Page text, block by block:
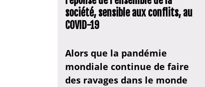
société, sensible aux conflits, au
COVID-19
Alors que la pandémie
mondiale continue de faire
des ravages dans le monde